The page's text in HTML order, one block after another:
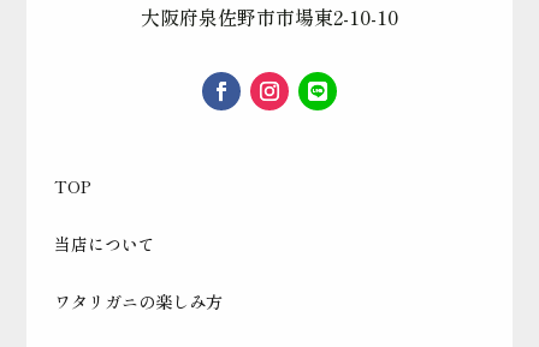
大阪府泉佐野市市場東2-10-10
TOP
当店について
ワタリガニの楽しみ方